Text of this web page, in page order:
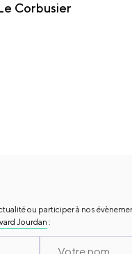
Corbusier
ou participer à nos
Jourdan :